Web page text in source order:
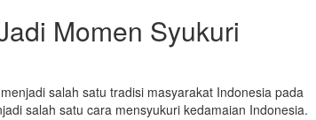
Momen Syukuri
salah satu tradisi masyarakat Indonesia pada
salah satu cara mensyukuri kedamaian Indonesia.